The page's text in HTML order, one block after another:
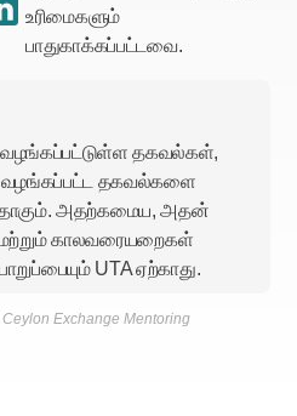
உரிமைகளும்
பாதுகாக்கப்பட்டவை.
தகவல்கள்,
தகவல்களை
அதற்கமைய, அதன்
மற்றும் காலவரையறைகள்
UTA ஏற்காது.
Exchange Mentoring